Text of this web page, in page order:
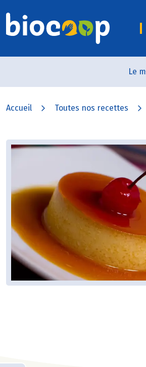
Le
Accueil Toutes nos recettes